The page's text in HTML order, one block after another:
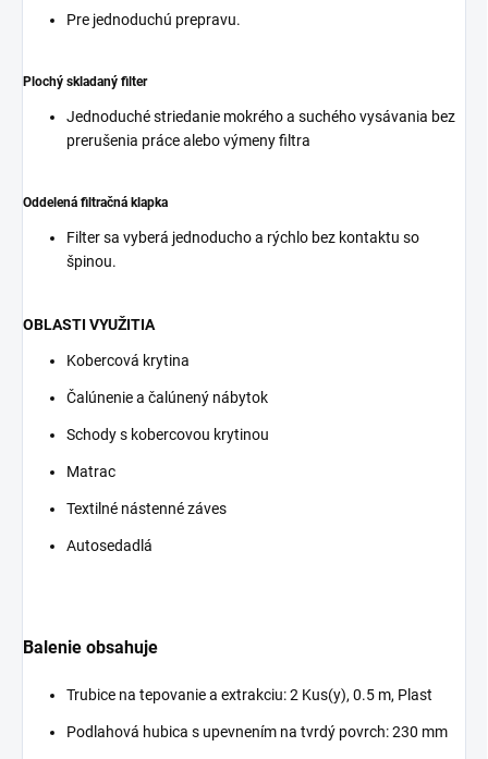
Pre jednoduchú prepravu.
Plochý skladaný filter
Jednoduché striedanie mokrého a suchého vysávania bez
prerušenia práce alebo výmeny filtra
Oddelená filtračná klapka
Filter sa vyberá jednoducho a rýchlo bez kontaktu so
špinou.
OBLASTI VYUŽITIA
Kobercová krytina
Čalúnenie a čalúnený nábytok
Schody s kobercovou krytinou
Matrac
Textilné nástenné záves
Autosedadlá
Balenie obsahuje
Trubice na tepovanie a extrakciu: 2 Kus(y), 0.5 m, Plast
Podlahová hubica s upevnením na tvrdý povrch: 230 mm